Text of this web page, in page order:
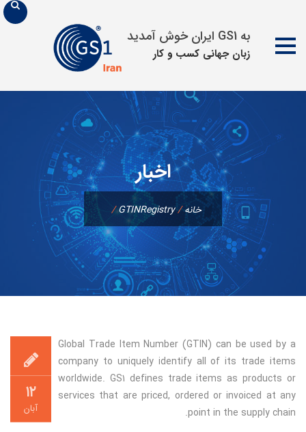
به GS1 ایران خوش آمدید
زبان جهانی كسب و كار
محتوا
اخبار
خانه/
GTINRegistry
/
۱۲
آبان
Global Trade Item Number (GTIN) can be used by a
company to uniquely identify all of its trade items
worldwide. GS1 defines trade items as products or
services that are priced, ordered or invoiced at any
point in the supply chain.